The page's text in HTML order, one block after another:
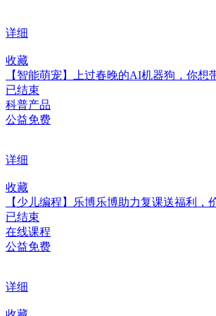
详细
收藏
【智能萌宠】上过春晚的AI机器狗，你想
已结束
科普产品
公益免费
详细
收藏
【少儿编程】乐博乐博助力复课送福利，
已结束
在线课程
公益免费
详细